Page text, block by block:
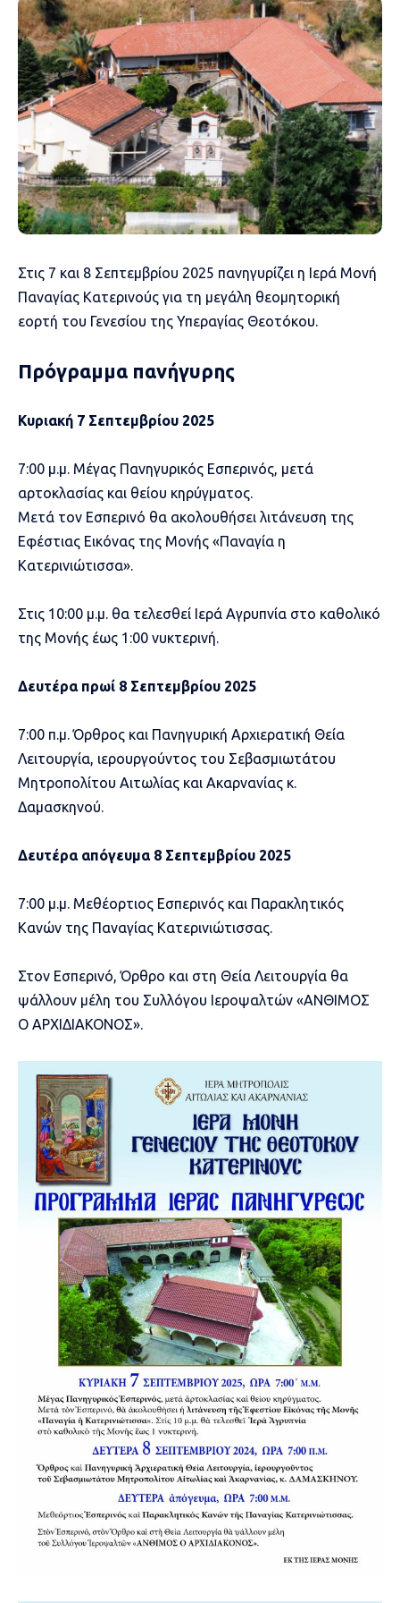
Στις 7 και 8 Σεπτεμβρίου 2025 πανηγυρίζει η Ιερά Μονή
Παναγίας Κατερινούς για τη μεγάλη θεομητορική
εορτή του Γενεσίου της Υπεραγίας Θεοτόκου.
Πρόγραμμα πανήγυρης
Κυριακή 7 Σεπτεμβρίου 2025
7:00 μ.μ. Μέγας Πανηγυρικός Εσπερινός, μετά
αρτοκλασίας και θείου κηρύγματος.
Μετά τον Εσπερινό θα ακολουθήσει λιτάνευση της
Εφέστιας Εικόνας της Μονής «Παναγία η
Κατερινιώτισσα».
Στις 10:00 μ.μ. θα τελεσθεί Ιερά Αγρυπνία στο καθολικό
της Μονής έως 1:00 νυκτερινή.
Δευτέρα πρωί 8 Σεπτεμβρίου 2025
7:00 π.μ. Όρθρος και Πανηγυρική Αρχιερατική Θεία
Λειτουργία, ιερουργούντος του Σεβασμιωτάτου
Μητροπολίτου Αιτωλίας και Ακαρνανίας κ.
Δαμασκηνού.
Δευτέρα απόγευμα 8 Σεπτεμβρίου 2025
7:00 μ.μ. Μεθέορτιος Εσπερινός και Παρακλητικός
Κανών της Παναγίας Κατερινιώτισσας.
Στον Εσπερινό, Όρθρο και στη Θεία Λειτουργία θα
ψάλλουν μέλη του Συλλόγου Ιεροψαλτών «ΑΝΘΙΜΟΣ
Ο ΑΡΧΙΔΙΑΚΟΝΟΣ».